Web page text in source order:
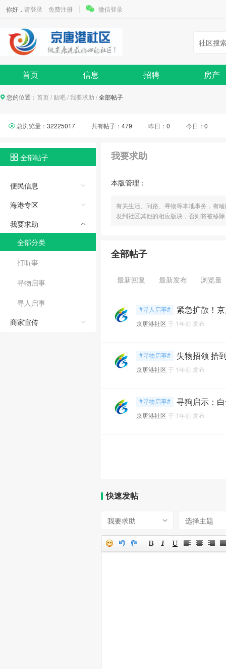
你好， 请登录 免费注册 微信登录
社区搜
首页 信息 招聘 房产
您的位置： 首页/ 贴吧/我要求助 /全部帖子
总浏览量： 32225017 共有帖子： 479 昨日： 0 今日： 0
全部帖子
便民信息
海港专区
我要求助
全部分类
打听事
寻物启事
寻人启事
商家宣传
我要求助
本版管理：
有关生活、问路、寻物等本地事务，有
发到社区其他的相应版块，否则将被移
全部帖子
最新回复 最新发布 浏览量
#寻人启事# 紧急扩散！
京唐港社区 于 1年前 发布
#寻物启事# 失‎物招领 ‎拾
京唐港社区 于 1年前 发布
#寻物启事# 寻狗启示：
京唐港社区 于 1年前 发布
快速发帖
我要求助 选择主题